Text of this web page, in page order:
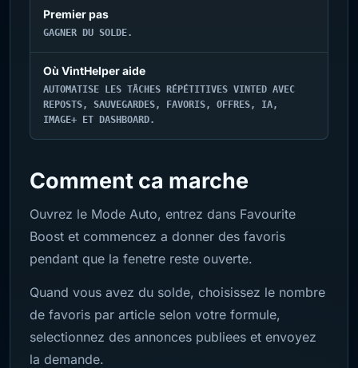
Premier pas
GAGNER DU SOLDE.
Où VintHelper aide
AUTOMATISE LES TÂCHES RÉPÉTITIVES VINTED AVEC
REPOSTS, SAUVEGARDES, FAVORIS, OFFRES, IA,
IMAGE+ ET DASHBOARD.
Comment ca marche
Ouvrez le Mode Auto, entrez dans Favourite
Boost et commencez a donner des favoris
pendant que la fenetre reste ouverte.
Quand vous avez du solde, choisissez le nombre
de favoris par article selon votre formule,
selectionnez des annonces publiees et envoyez
la demande.